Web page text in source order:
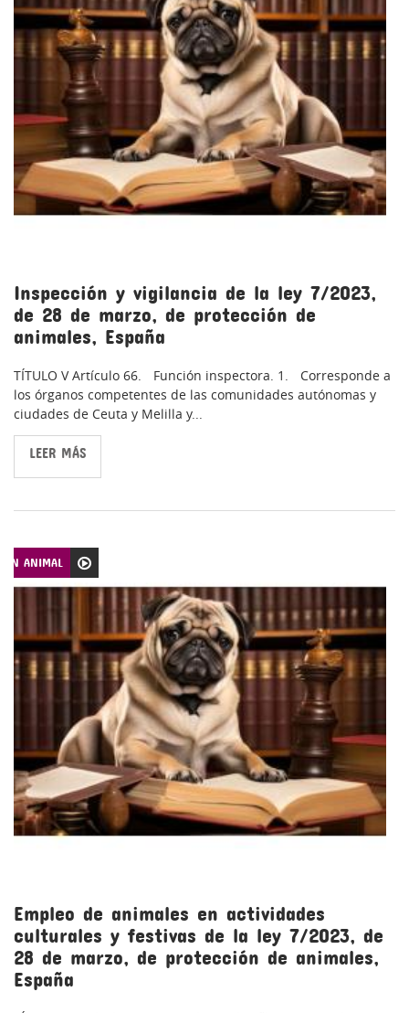
Inspección y vigilancia de la ley 7/2023,
de 28 de marzo, de protección de
animales, España
TÍTULO V Artículo 66. Función inspectora. 1. Corresponde a
los órganos competentes de las comunidades autónomas y
ciudades de Ceuta y Melilla y...
LEER MÁS
ANIMAL
Empleo de animales en actividades
culturales y festivas de la ley 7/2023, de
28 de marzo, de protección de animales,
España